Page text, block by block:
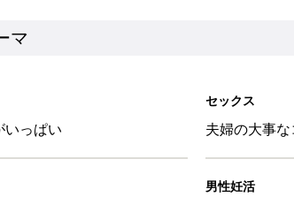
マ
いっぱい
セックス
夫婦の大事
男性妊活